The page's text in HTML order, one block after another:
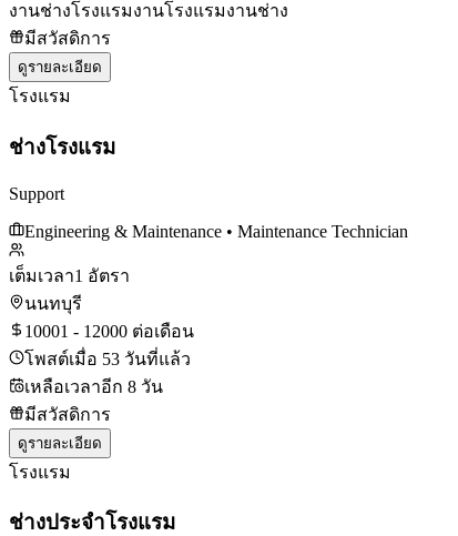
งานช่างโรงแรมงานโรงแรมงานช่าง
มีสวัสดิการ
ดูรายละเอียด
โรงแรม
ช่างโรงแรม
Support
Engineering & Maintenance • Maintenance Technician
เต็มเวลา1 อัตรา
นนทบุรี
10001 - 12000 ต่อเดือน
โพสต์เมื่อ 53 วันที่แล้ว
เหลือเวลาอีก 8 วัน
มีสวัสดิการ
ดูรายละเอียด
โรงแรม
ช่างประจำโรงแรม